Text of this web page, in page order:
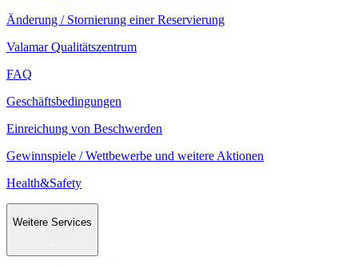
Änderung / Stornierung einer Reservierung
Valamar Qualitätszentrum
FAQ
Geschäftsbedingungen
Einreichung von Beschwerden
Gewinnspiele / Wettbewerbe und weitere Aktionen
Health&Safety
Weitere Services